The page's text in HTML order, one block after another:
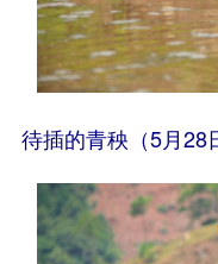
待插的青秧（5月28